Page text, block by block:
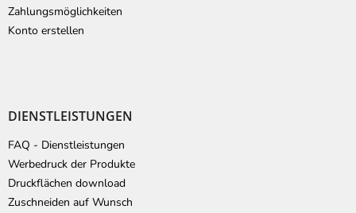
Zahlungsmöglichkeiten
Konto erstellen
DIENSTLEISTUNGEN
FAQ - Dienstleistungen
Werbedruck der Produkte
Druckflächen download
Zuschneiden auf Wunsch